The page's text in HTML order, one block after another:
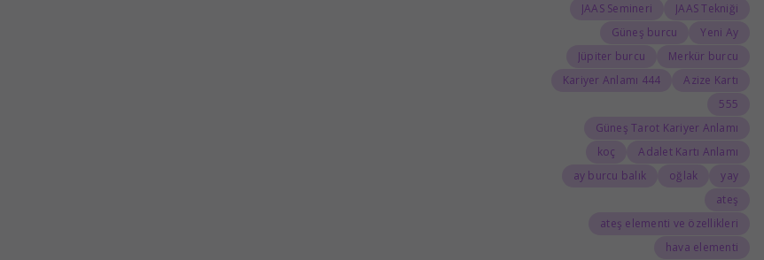
JAAS Tekniği
JAAS Semineri
Yeni Ay
Güneş burcu
Merkür burcu
Jüpiter burcu
Azize Kartı
444 Kariyer Anlamı
555
Güneş Tarot Kariyer Anlamı
Adalet Kartı Anlamı
koç
yay
oğlak
ay burcu balık
ateş
ateş elementi ve özellikleri
hava elementi